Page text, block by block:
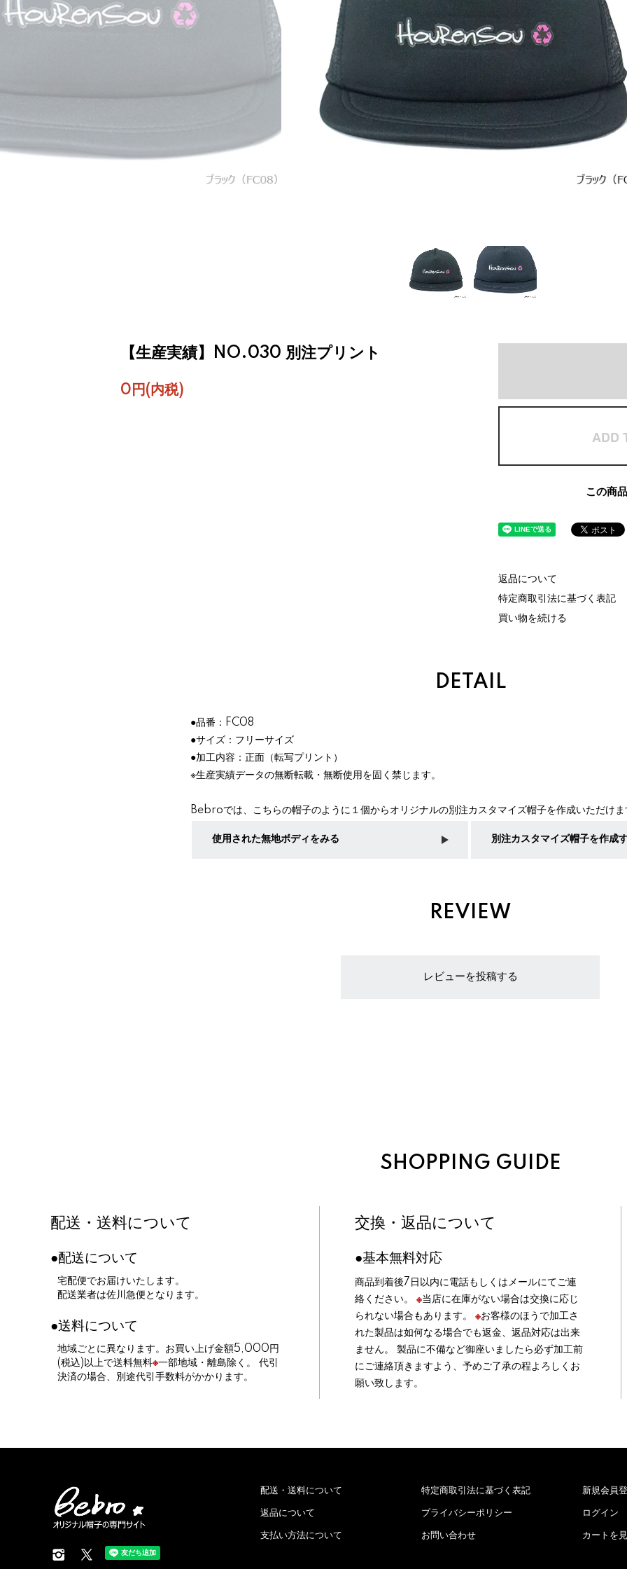
【生産実績】NO.030 別注プリント
0円(内税)
ADD
この商
返品について
特定商取引法に基づく表記
買い物を続ける
DETAIL
●品番：FC08
●サイズ：フリーサイズ
●加工内容：正面（転写プリント）
※生産実績データの無断転載・無断使用を固く禁じます。
Bebroでは、こちらの帽子のように１個からオリジナルの別注カスタマイズ帽子を作成いただけま
使用された無地ボディをみる 別注カスタマイズ帽子を作成
REVIEW
レビューを投稿する
SHOPPING GUIDE
配送・送料について
●配送について
宅配便でお届けいたします。
配送業者は佐川急便となります。
●送料について
地域ごとに異なります。お買い上げ金額5,000円
(税込)以上で送料無料※一部地域・離島除く。 代引
決済の場合、別途代引手数料がかかります。
交換・返品について
●基本無料対応
商品到着後7日以内に電話もしくはメールにてご連
絡ください。 ※当店に在庫がない場合は交換に応じ
られない場合もあります。 ※お客様のほうで加工さ
れた製品は如何なる場合でも返金、返品対応は出来
ません。 製品に不備など御座いましたら必ず加工前
にご連絡頂きますよう、予めご了承の程よろしくお
願い致します。
配送・送料について
返品について
支払い方法について
特定商取引法に基づく表記
プライバシーポリシー
お問い合わせ
新規会員
ログイン
カートを